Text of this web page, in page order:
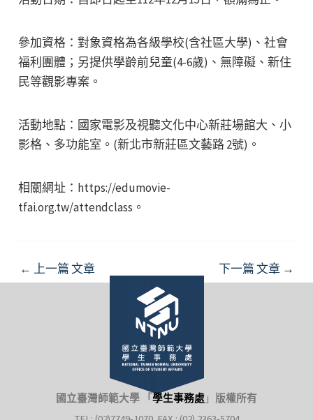
參加資格：對象資格為各級學校(含社區大學)、社會
福利團體；另提供學齡前兒童(4-6歲)、無障礙、新住
民等觀影專案。
活動地點：國家電影及視聽文化中心新莊場館大、小
影格、多功能室。(新北市新莊區文藝路 2號)。
相關網址：https://edumovie-
tfai.org.tw/attendclass。
Post
navigation
← 上一篇 文章 下一篇 文章 →
國立臺灣師範大學 「 學生事務處 」 版權所有